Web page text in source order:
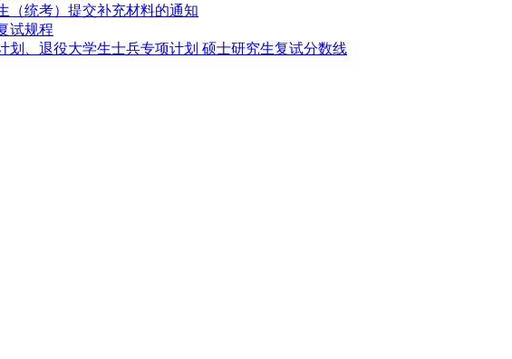
（统考）提交补充材料的通知
试规程
划、退役大学生士兵专项计划 硕士研究生复试分数线